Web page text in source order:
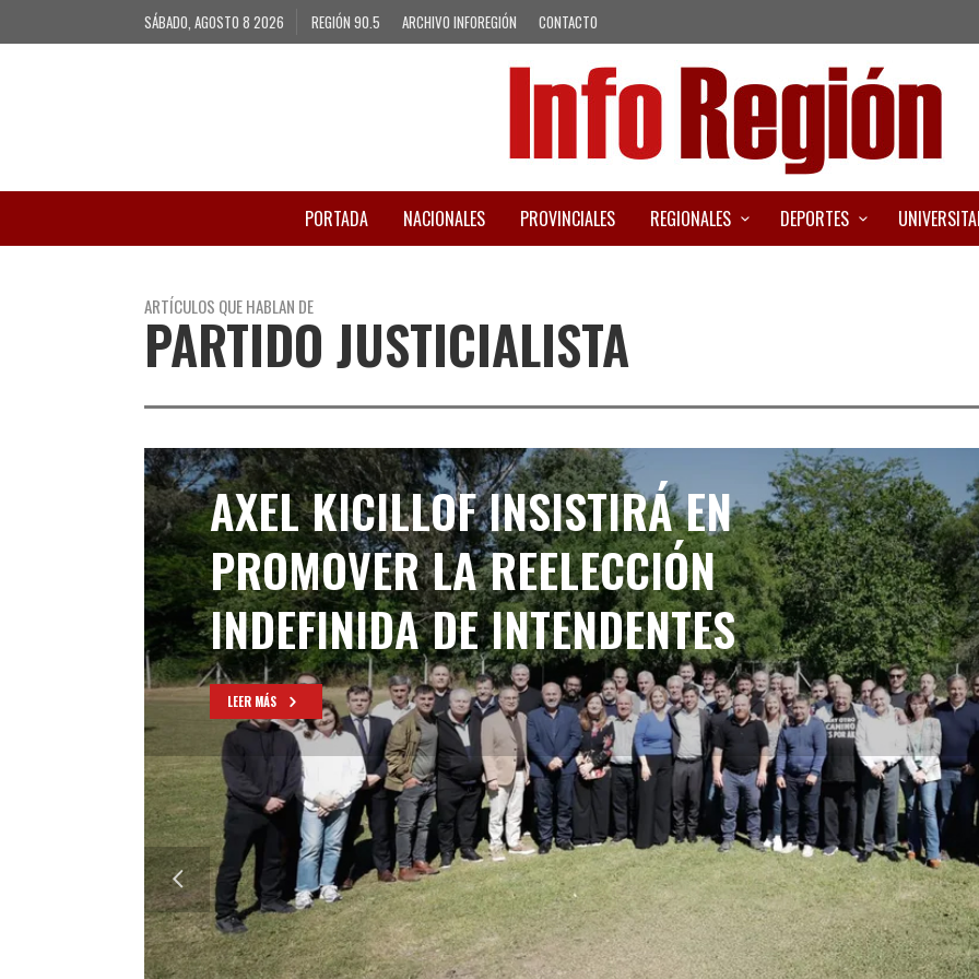
SÁBADO, AGOSTO 8 2026 REGIÓN 90.5 ARCHIVO INFOREGIÓN CONTACTO
PORTADA NACIONALES PROVINCIALES REGIONALES DEPORTES
ARTÍCULOS QUE HABLAN DE
PARTIDO JUSTICIALISTA
AXEL KICILLOF INSISTIRÁ EN
PROMOVER LA REELECCIÓN
INDEFINIDA DE INTENDENTES
LEER MÁS